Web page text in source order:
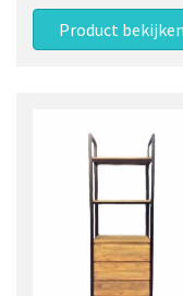
Product bekijken